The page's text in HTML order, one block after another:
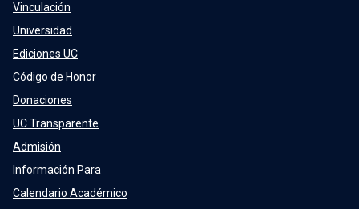
Vinculación
Universidad
Ediciones UC
Código de Honor
Donaciones
UC Transparente
Admisión
Información Para
Calendario Académico